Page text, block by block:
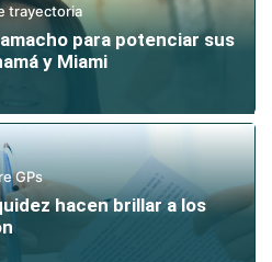
trayectoria
para potenciar sus
y Miami
GPs
hacen brillar a los